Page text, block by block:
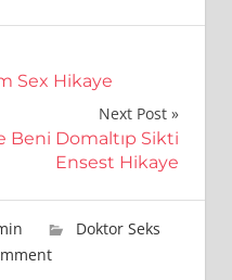
Sex Hikaye
Next Post
Beni Domaltıp Sikti
Ensest Hikaye
Doktor Seks